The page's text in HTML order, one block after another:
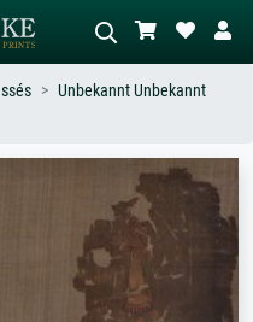
Décrivez la scène – ex. prairie verte,
abstrait avec beaucoup de rouge,
tableau sombre, nu debout près d'un
arbre.
Unbekannt Unbekannt